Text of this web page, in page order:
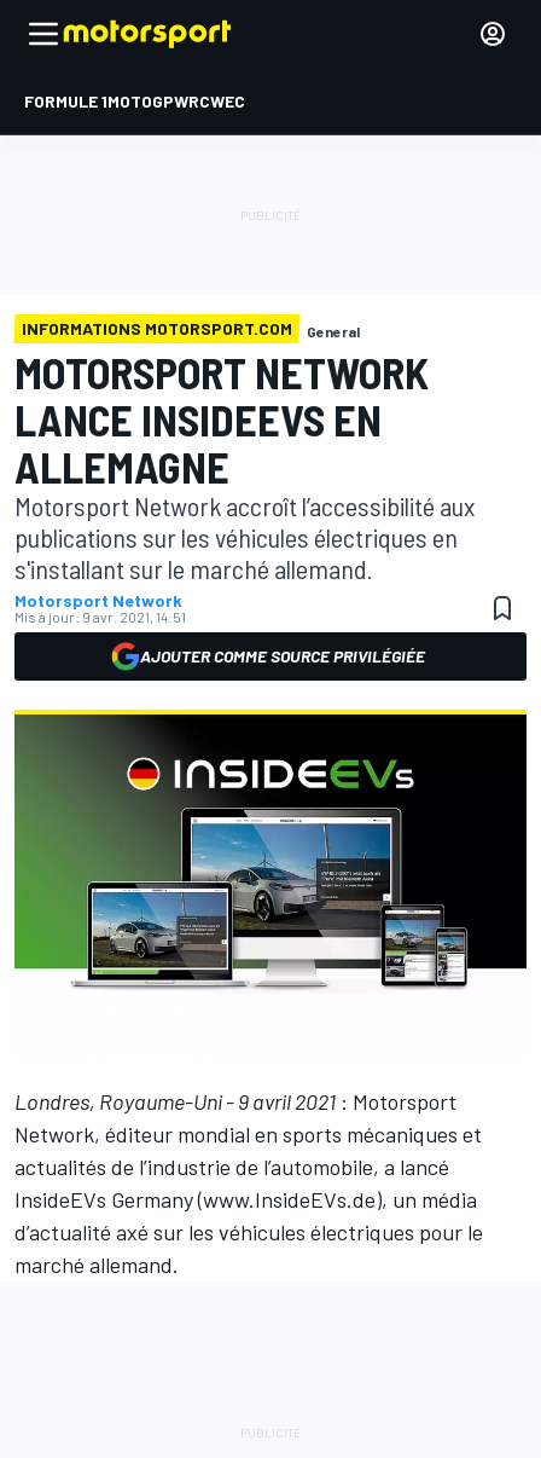
FORMULE 1MOTOGPWRCWEC
INFORMATIONS MOTORSPORT.COM General
MOTORSPORT NETWORK
LANCE INSIDEEVS EN
ALLEMAGNE
Motorsport Network accroît l’accessibilité aux
publications sur les véhicules électriques en
s'installant sur le marché allemand.
Motorsport Network
Mis à jour: 9 avr. 2021, 14:51
AJOUTER COMME SOURCE PRIVILÉGIÉE
Londres, Royaume-Uni - 9 avril 2021 : Motorsport
Network, éditeur mondial en sports mécaniques et
actualités de l’industrie de l’automobile, a lancé
InsideEVs Germany (www.InsideEVs.de), un média
d’actualité axé sur les véhicules électriques pour le
marché allemand.